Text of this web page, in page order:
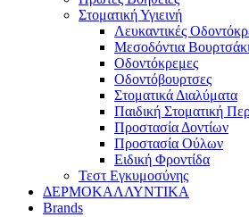
Στοματική Υγιεινή
Λευκαντικές
Μεσοδόντια
Οδοντόκρεμες
Οδοντόβουρτσες
Στοματικά Διαλύματα
Παιδική Στοματική
Προστασία Δοντίων
Προστασία Ούλων
Ειδική Φροντίδα
Τεστ Εγκυμοσύνης
ΔΕΡΜΟΚΑΛΛΥΝΤΙΚΑ
Brands